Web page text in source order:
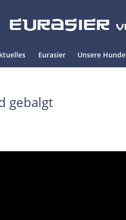
Eurasier Unsere Hunde
gebalgt